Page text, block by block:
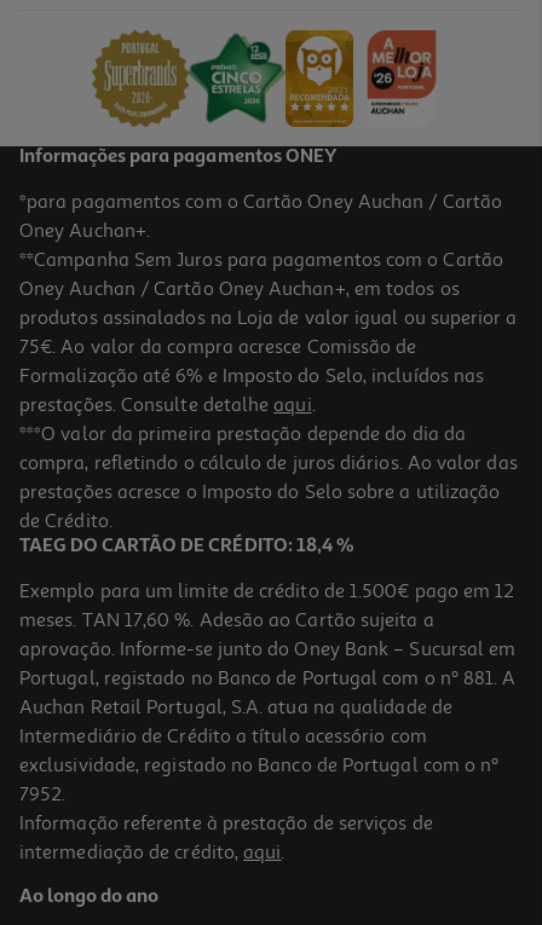
Informações para pagamentos ONEY
*para pagamentos com o Cartão Oney Auchan / Cartão
Oney Auchan+.
**Campanha Sem Juros para pagamentos com o Cartão
Oney Auchan / Cartão Oney Auchan+, em todos os
produtos assinalados na Loja de valor igual ou superior a
75€. Ao valor da compra acresce Comissão de
Formalização até 6% e Imposto do Selo, incluídos nas
prestações. Consulte detalhe aqui.
***O valor da primeira prestação depende do dia da
compra, refletindo o cálculo de juros diários. Ao valor das
prestações acresce o Imposto do Selo sobre a utilização
de Crédito.
TAEG DO CARTÃO DE CRÉDITO: 18,4 %
Exemplo para um limite de crédito de 1.500€ pago em 12
meses. TAN 17,60 %. Adesão ao Cartão sujeita a
aprovação. Informe-se junto do Oney Bank – Sucursal em
Portugal, registado no Banco de Portugal com o nº 881. A
Auchan Retail Portugal, S.A. atua na qualidade de
Intermediário de Crédito a título acessório com
exclusividade, registado no Banco de Portugal com o nº
7952.
Informação referente à prestação de serviços de
intermediação de crédito, aqui.
Ao longo do ano